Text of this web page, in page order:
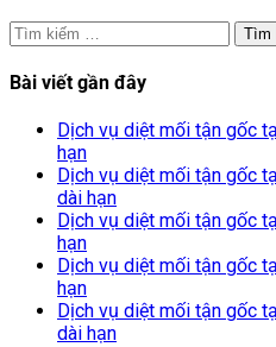
Tìm
kiếm
cho:
Bài viết gần đây
Dịch vụ diệt mối tận gốc
hạn
Dịch vụ diệt mối tận gốc
dài hạn
Dịch vụ diệt mối tận gốc
hạn
Dịch vụ diệt mối tận gốc
hạn
Dịch vụ diệt mối tận gốc
dài hạn